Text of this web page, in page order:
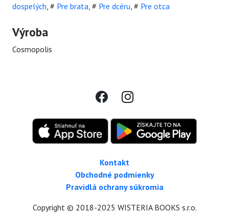
dospelých # Pre brata # Pre dcéru # Pre otca
Výroba
Cosmopolis
Kontakt
Obchodné podmienky
Pravidlá ochrany súkromia
Copyright © 2018-2025 WISTERIA BOOKS s.r.o.